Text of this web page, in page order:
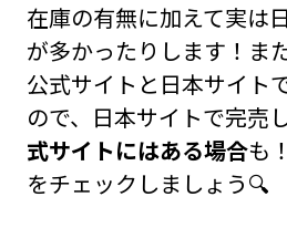
在庫の有無に加えて実は
が多かったりします！ま
公式サイトと日本サイト
ので、日本サイトで完売し
式サイトにはある場合も
をチェックしましょう🔍